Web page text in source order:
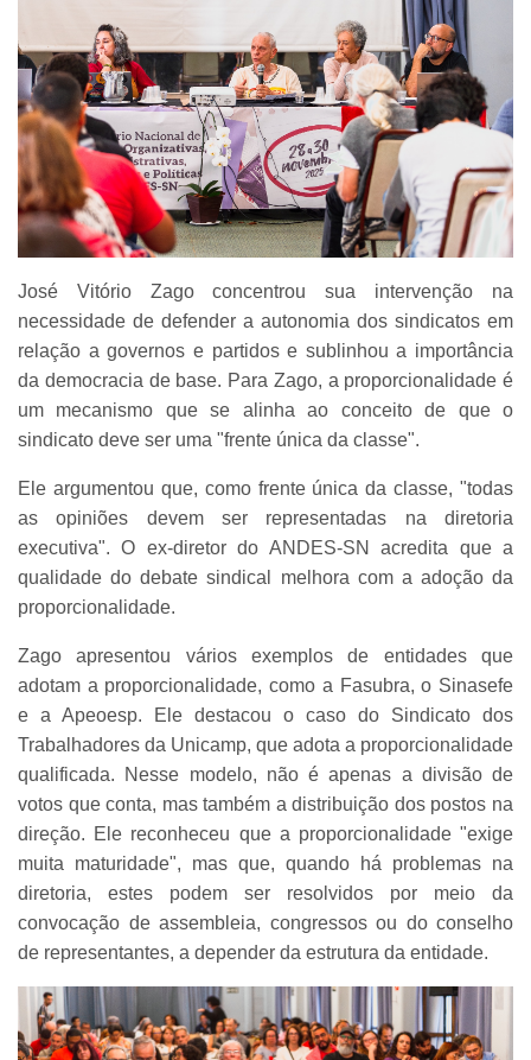
José Vitório Zago concentrou sua intervenção na
necessidade de defender a autonomia dos sindicatos em
relação a governos e partidos e sublinhou a importância
da democracia de base. Para Zago, a proporcionalidade é
um mecanismo que se alinha ao conceito de que o
sindicato deve ser uma "frente única da classe".
Ele argumentou que, como frente única da classe, "todas
as opiniões devem ser representadas na diretoria
executiva". O ex-diretor do ANDES-SN acredita que a
qualidade do debate sindical melhora com a adoção da
proporcionalidade.
Zago apresentou vários exemplos de entidades que
adotam a proporcionalidade, como a Fasubra, o Sinasefe
e a Apeoesp. Ele destacou o caso do Sindicato dos
Trabalhadores da Unicamp, que adota a proporcionalidade
qualificada. Nesse modelo, não é apenas a divisão de
votos que conta, mas também a distribuição dos postos na
direção. Ele reconheceu que a proporcionalidade "exige
muita maturidade", mas que, quando há problemas na
diretoria, estes podem ser resolvidos por meio da
convocação de assembleia, congressos ou do conselho
de representantes, a depender da estrutura da entidade.